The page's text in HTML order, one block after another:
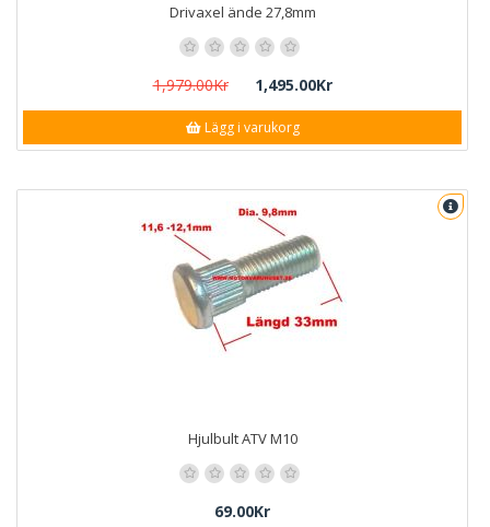
Drivaxel ände 27,8mm
1,979.00Kr 1,495.00Kr
Lägg i varukorg
Hjulbult ATV M10
69.00Kr